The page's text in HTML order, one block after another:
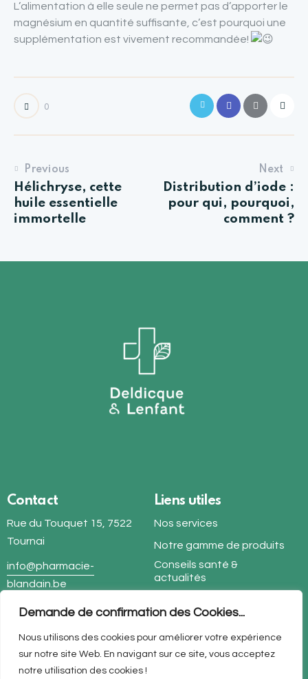
Demande de confirmation des Cookies...
Nous utilisons des cookies pour améliorer votre expérience
sur notre site Web. En navigant sur ce site, vous acceptez
notre utilisation des cookies !
L’alimentation à elle seule ne permet pas d’apporter le
magnésium en quantité suffisante, c’est pourquoi une
supplémentation est vivement recommandée!
0
Previous
Hélichryse, cette
huile essentielle
immortelle
Next
Distribution d’iode :
pour qui, pourquoi,
comment ?
Contact
Rue du Touquet 15, 7522
Tournai
info@pharmacie-
blandain.be
+32 69 35 22 15
Liens utiles
Nos services
Notre gamme de produits
Conseils santé &
actualités
confidentialité
Facebook